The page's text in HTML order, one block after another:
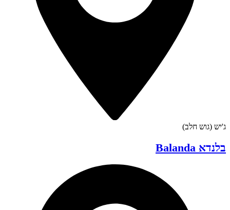
ג'יש (גוש חלב)
בלנדא Balanda